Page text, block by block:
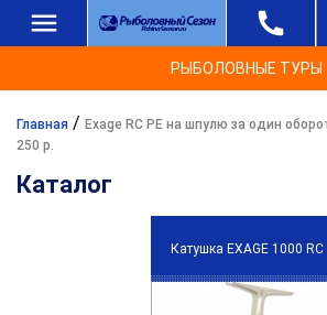
РЫБОЛОВНЫЕ ТУРЫ
Главная / Exage RC PE на шпулю за один
250 р.
Каталог
Катушка EXAGE 1000 RC